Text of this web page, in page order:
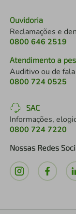
Ouvidoria
Reclamações e
0800 646 2519
Atendimento a
Auditivo ou de fala
0800 724 0525
SAC
Informações,
0800 724 7220
Nossas Redes